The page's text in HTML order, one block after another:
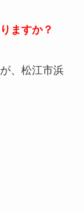
ますか？
、松江市浜